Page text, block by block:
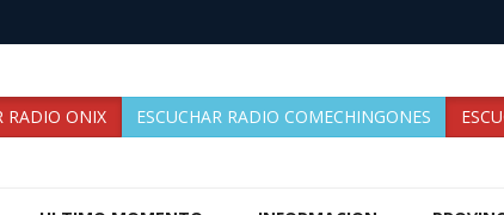
RADIO ONIX ESCUCHAR RADIO COMECHINGONES